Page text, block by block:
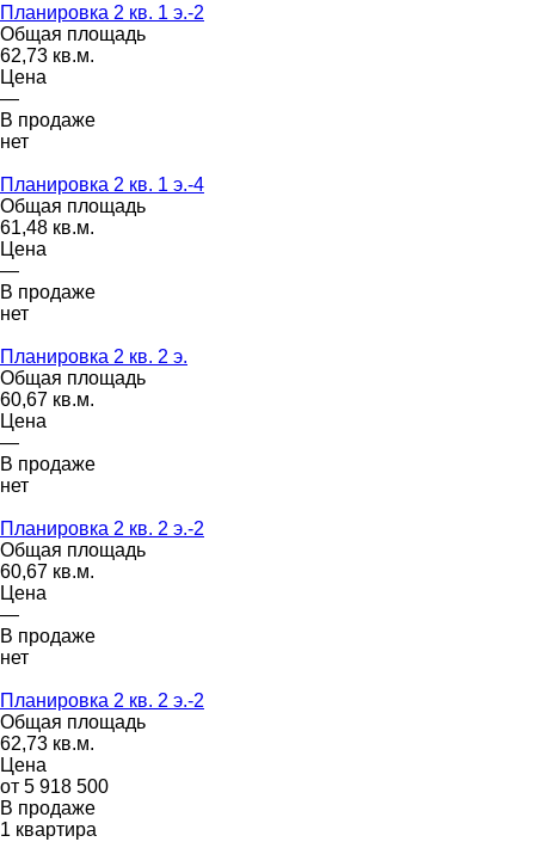
Планировка 2 кв. 1 э.-2
Общая площадь
62,73 кв.м.
Цена
—
В продаже
нет
Планировка 2 кв. 1 э.-4
Общая площадь
61,48 кв.м.
Цена
—
В продаже
нет
Планировка 2 кв. 2 э.
Общая площадь
60,67 кв.м.
Цена
—
В продаже
нет
Планировка 2 кв. 2 э.-2
Общая площадь
60,67 кв.м.
Цена
—
В продаже
нет
Планировка 2 кв. 2 э.-2
Общая площадь
62,73 кв.м.
Цена
от 5 918 500
В продаже
1 квартира